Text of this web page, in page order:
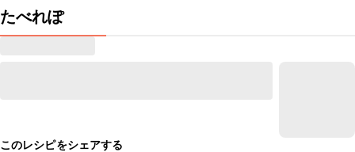
たべれぽ
このレシピをシェアする